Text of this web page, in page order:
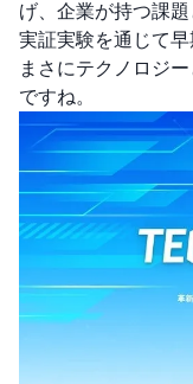
げ、企業が持つ課
実証実験を通じて早
まさにテクノロジ
ですね。